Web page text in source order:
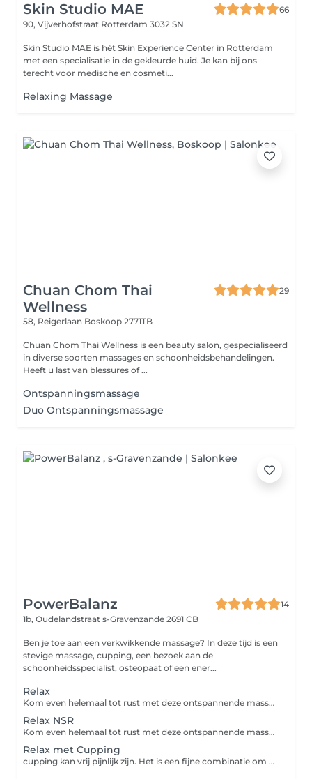
Skin Studio MAE
66
90, Vijverhofstraat Rotterdam 3032 SN
Skin Studio MAE is hét Skin Experience Center in Rotterdam
met een specialisatie in de gekleurde huid. Je kan bij ons
terecht voor medische en cosmeti...
Relaxing Massage
Chuan Chom Thai
Wellness
29
58, Reigerlaan Boskoop 2771TB
Chuan Chom Thai Wellness is een beauty salon, gespecialiseerd
in diverse soorten massages en schoonheidsbehandelingen.
Heeft u last van blessures of ...
Ontspanningsmassage
Duo Ontspanningsmassage
PowerBalanz
14
1b, Oudelandstraat s-Gravenzande 2691 CB
Ben je toe aan een verkwikkende massage? In deze tijd is een
stevige massage, cupping, een bezoek aan de
schoonheidsspecialist, osteopaat of een ener...
Relax
Kom even helemaal tot rust met deze ontspannende massage. Een ontspanningsmassage wordt als zacht en rustig ervaren en is bedoeld voor mensen die hun spieren en lichaam op een vriendelijke manier willen laten ontspannen. Spierspanning wordt minder, bewegingsmogelijkheid wordt groter en vermoeidheids -en stressklachten verdwijnen. Deze massage kan verlichting brengen en de pijn doen verzachten en soms zelfs laten verdwijnen. Het doel van deze massage is ontspanning, verjonging en oplading met behulp van een zachte olie en een combinatie van massagetechnieken zoals strijkbewegingen, kneden, drukken en rollen. De volgende massagetechnieken worden toegepast: Tuina, Shiatsu, Lomi-Lomi en Zweedse massage. Een regelmatige ontspanningsmassage werkt zelfs preventief omdat het lichaam deze ontspanning opslaat in het lichaamsgeheugen en hierdoor in spanning situaties makkelijker ontspant.
Relax NSR
Kom even helemaal tot rust met deze ontspannende massage, met de focus uitsluitend op nek, schouders en rug. De benen worden niet, of minimaal gemasseerd. Let op, zoek je een massage om knopen aan te pakken, boek dan een powermassage.
Relax met Cupping
cupping kan vrij pijnlijk zijn. Het is een fijne combinatie om daarnaast de verdere behandeling te ontspannen.